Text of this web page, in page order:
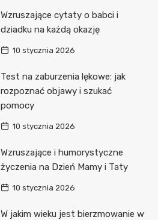
Wzruszające cytaty o babci i
dziadku na każdą okazję
10 stycznia 2026
Test na zaburzenia lękowe: jak
rozpoznać objawy i szukać
pomocy
10 stycznia 2026
Wzruszające i humorystyczne
życzenia na Dzień Mamy i Taty
10 stycznia 2026
W jakim wieku jest bierzmowanie w